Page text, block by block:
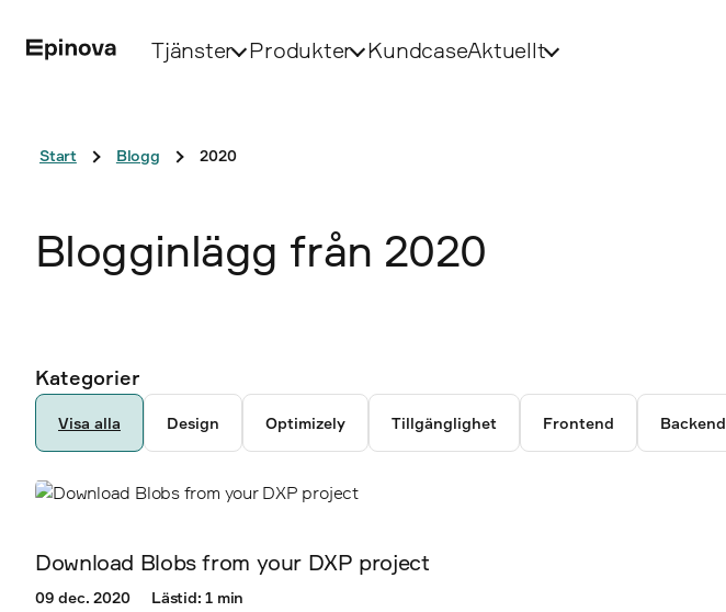
Tjänster Produkter KundcaseAktuellt
Start Blogg 2020
Blogginlägg från 2020
Ancestor pages
2403
Kategorier
Visa alla Design Optimizely Tillgänglighet Frontend Backend
Download Blobs from your DXP project
09 dec. 2020
Lästid: 1 min